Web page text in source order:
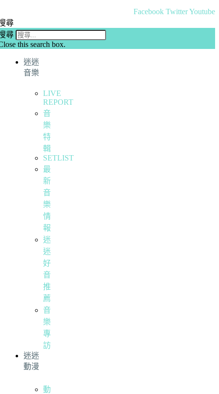
Facebook TwitterYoutube
尋
尋
this search box.
迷迷
音樂
LIVE
REPORT
音
樂
特
輯
SETLIST
最
新
音
樂
情
報
迷
迷
好
音
推
薦
音
樂
專
訪
迷迷
動漫
動